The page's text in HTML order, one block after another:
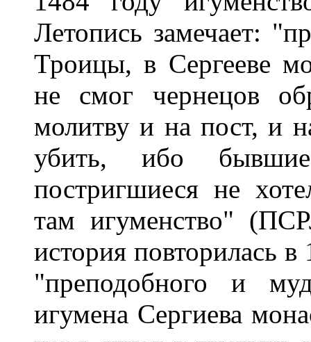
Летопись замечает:
Троицы, в Сергееве
не смог чернецов
молитву и на пост, и
убить, ибо
постригшиеся не
там игуменство"
история повторилась
"преподобного и
игумена Сергиева